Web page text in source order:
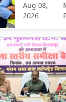
Aug 08,
2026